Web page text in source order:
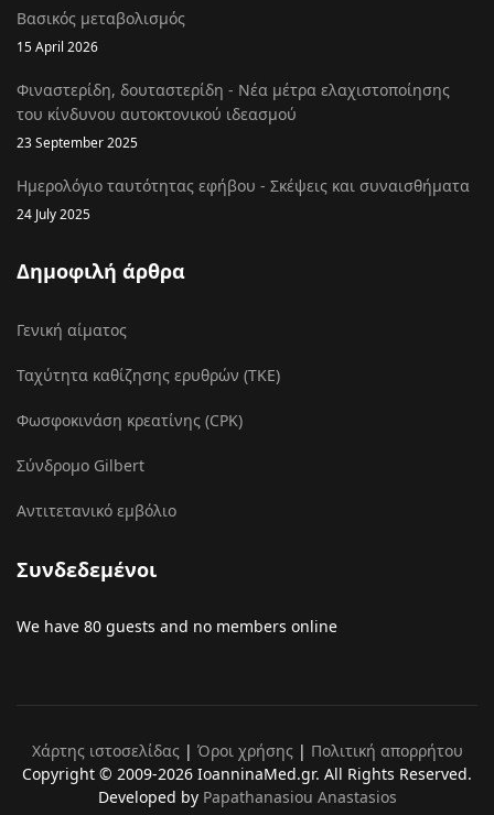
Βασικός μεταβολισμός
15 April 2026
Φιναστερίδη, δουταστερίδη - Νέα μέτρα ελαχιστοποίησης
του κίνδυνου αυτοκτονικού ιδεασμού
23 September 2025
Ημερολόγιο ταυτότητας εφήβου - Σκέψεις και συναισθήματα
24 July 2025
Δημοφιλή άρθρα
Γενική αίματος
Ταχύτητα καθίζησης ερυθρών (ΤΚΕ)
Φωσφοκινάση κρεατίνης (CPK)
Σύνδρομο Gilbert
Αντιτετανικό εμβόλιο
Συνδεδεμένοι
We have 80 guests and no members online
Χάρτης ιστοσελίδας| Όροι χρήσης| Πολιτική απορρήτου
Copyright © 2009-2026 IoanninaMed.gr. All Rights Reserved.
Developed by Papathanasiou Anastasios